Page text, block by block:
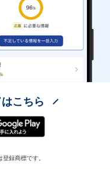
こちら
録商標です。